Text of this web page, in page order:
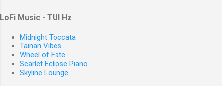
LoFi Music - TUI Hz
Midnight Toccata
Tainan Vibes
Wheel of Fate
Scarlet Eclipse Piano
Skyline Lounge